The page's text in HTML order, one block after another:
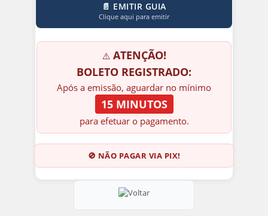
📄 EMITIR GUIA
Clique aqui para emitir
⚠️ ATENÇÃO!
BOLETO REGISTRADO:
Após a emissão, aguardar no mínimo
15 MINUTOS
para efetuar o pagamento.
🚫 NÃO PAGAR VIA PIX!